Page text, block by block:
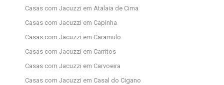
Casas com Jacuzzi em Atalaia de Cima
Casas com Jacuzzi em Capinha
Casas com Jacuzzi em Caramulo
Casas com Jacuzzi em Carritos
Casas com Jacuzzi em Carvoeira
Casas com Jacuzzi em Casal do Cigano